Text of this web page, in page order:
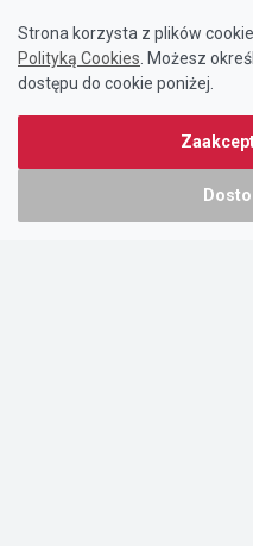
Strona korzysta z plików
Polityką Cookies . Możesz
dostępu do cookie poniżej.